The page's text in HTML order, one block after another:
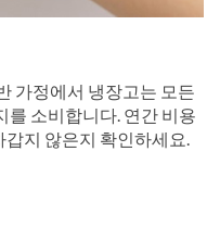
가정에서 냉장고는 모든
를 소비합니다. 연간 비용
지 않은지 확인하세요.